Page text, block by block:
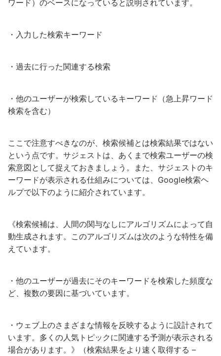
ワード）のベースになっていると説明されています。
・入力した検索キーワード
・過去に行った関連する検索
・他のユーザーが検索しているキーワード（急上昇ワード
検索を含む）
ここで注意すべきなのが、検索候補とは検索結果ではない
という点です。サジェストは、あくまで検索ユーザーの検
索意図として捉えておきましょう。また、サジェストのキ
ーワードが表示される仕組みについては、Google検索ヘ
ルプで以下のように紹介されています。
《検索候補は、人間の関与なしにアルゴリズムによって自
動生成されます。このアルゴリズムは次のような特性を備
えています。
・他のユーザーが過去にそのキーワードを検索した頻度な
ど、複数の要因に基づいています。
・ウェブ上のさまざまな情報を反映するように設計されて
います。多くの人気トピックに関連する予測が表示される
場合があります。》（検索結果をより速く取得する –